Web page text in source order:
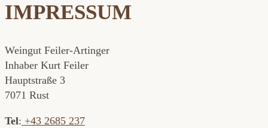
IMPRESSUM
Weingut Feiler-Artinger
Inhaber Kurt Feiler
Hauptstraße 3
7071 Rust
Tel: +43 2685 237